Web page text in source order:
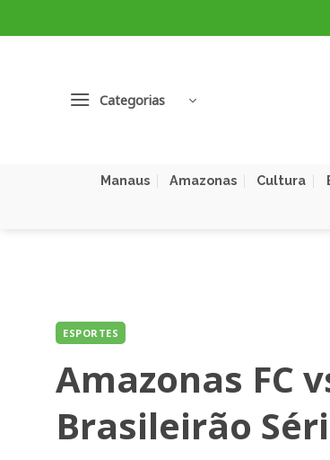
to
Categorias
Manaus Amazonas Cultura
ESPORTES
Amazonas FC
Brasileirão